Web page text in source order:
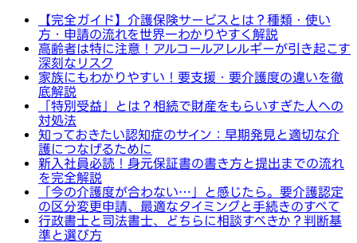
【完全ガイド】介護保険サービスとは？種類・使い
方・申請の流れを世界一わかりやすく解説
高齢者は特に注意！アルコールアレルギーが引き起こす
深刻なリスク
家族にもわかりやすい！要支援・要介護度の違いを徹
底解説
「特別受益」とは？相続で財産をもらいすぎた人への
対処法
知っておきたい認知症のサイン：早期発見と適切な介
護につなげるために
新入社員必読！身元保証書の書き方と提出までの流れ
を完全解説
「今の介護度が合わない…」と感じたら。要介護認定
の区分変更申請、最適なタイミングと手続きのすべて
行政書士と司法書士、どちらに相談すべきか？判断基
準と選び方